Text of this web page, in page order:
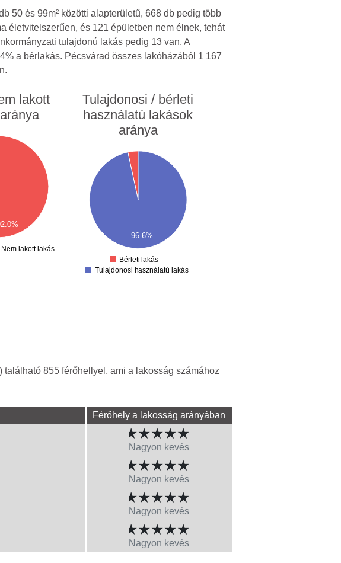
50 és 99m² közötti alapterületű, 668 db pedig több
életvitelszerűen, és 121 épületben nem élnek, tehát
tulajdonú lakás pedig 13 van. A
a bérlakás. Pécsvárad összes lakóházából 1 167
lakott
Nem lakott lakás
Tulajdonosi / bérleti
használatú lakások
aránya
96.6%
Bérleti lakás
Tulajdonosi használatú lakás
855 férőhellyel, ami a lakosság számához
Férőhely a lakosság arányában
★
★
★
★
★
Nagyon kevés
★
★
★
★
★
Nagyon kevés
★
★
★
★
★
Nagyon kevés
★
★
★
★
★
Nagyon kevés